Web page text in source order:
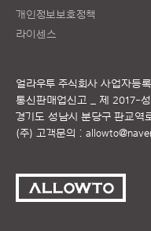
개인정보보호정책
라이센스
얼라우투 주식회사 사업자등
통신판매업신고 _ 제 2017-
경기도 성남시 분당구 판교
(주) 고객문의 :